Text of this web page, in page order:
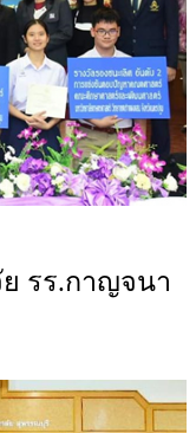
รร.กาญจนา